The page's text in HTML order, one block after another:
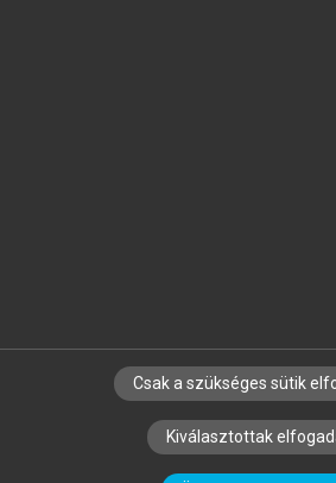
SZERZŐKNEK CÉGEKNEK
SZERKESZTÉSI ÉS
Csak a szükséges sütik
Kiválasztottak